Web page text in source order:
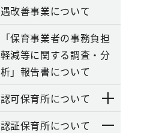
遇改善事業について
「保育事業者の事務負担
軽減等に関する調査・分
析」報告書について
認可保育所について
認証保育所について